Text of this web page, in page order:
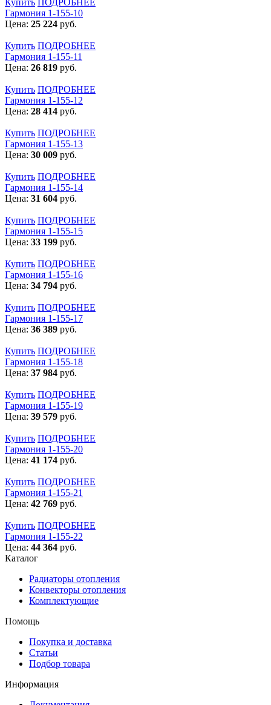
Купить
ПОДРОБНЕЕ
Гармония 1-155-10
Цена: 25 224 руб.
Купить ПОДРОБНЕЕ
Гармония 1-155-11
Цена: 26 819 руб.
Купить ПОДРОБНЕЕ
Гармония 1-155-12
Цена: 28 414 руб.
Купить ПОДРОБНЕЕ
Гармония 1-155-13
Цена: 30 009 руб.
Купить ПОДРОБНЕЕ
Гармония 1-155-14
Цена: 31 604 руб.
Купить ПОДРОБНЕЕ
Гармония 1-155-15
Цена: 33 199 руб.
Купить ПОДРОБНЕЕ
Гармония 1-155-16
Цена: 34 794 руб.
Купить ПОДРОБНЕЕ
Гармония 1-155-17
Цена: 36 389 руб.
Купить ПОДРОБНЕЕ
Гармония 1-155-18
Цена: 37 984 руб.
Купить ПОДРОБНЕЕ
Гармония 1-155-19
Цена: 39 579 руб.
Купить ПОДРОБНЕЕ
Гармония 1-155-20
Цена: 41 174 руб.
Купить ПОДРОБНЕЕ
Гармония 1-155-21
Цена: 42 769 руб.
Купить ПОДРОБНЕЕ
Гармония 1-155-22
Цена: 44 364 руб.
Каталог
Радиаторы отопления
Конвекторы отопления
Комплектующие
Помощь
Покупка и доставка
Статьи
Подбор товара
Информация